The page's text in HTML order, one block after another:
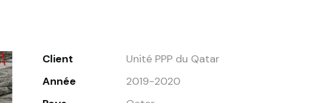
Client
Unité PPP du Qatar
Année
2019-2020